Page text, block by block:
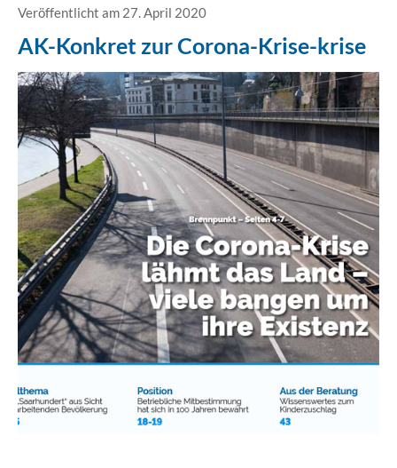
Datenschutzerklärung
Erklärung Barrierefreiheit
Veröffentlicht am 27. April 2020
AK-Konkret zur Corona-Krise-krise